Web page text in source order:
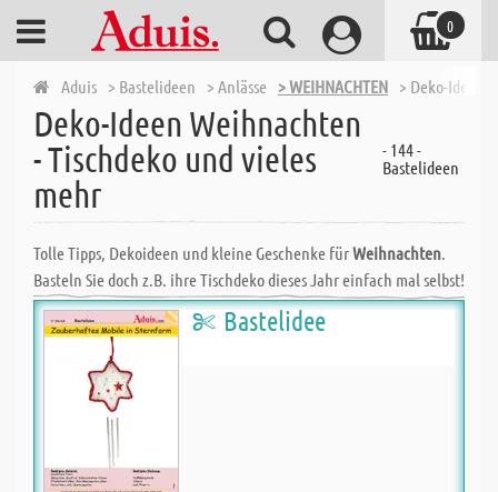
Aduis > Bastelideen > Anlässe > WEIHNACHTEN > Deko-Ideen
Deko-Ideen Weihnachten
- Tischdeko und vieles
mehr
- 144 -
Bastelideen
Tolle Tipps, Dekoideen und kleine Geschenke fürWeihnachten.
Basteln Sie doch z.B. ihre Tischdeko dieses Jahr einfach mal selbst!
Bastelidee
0